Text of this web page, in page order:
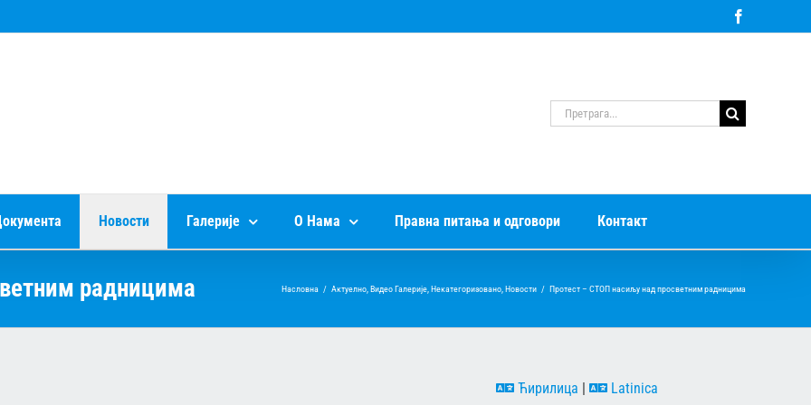
Претрага
за:
Новости Галерије О Нама Правна питања и одговори Контакт
радницима Насловна / Актуелно,Видео Галерије,Некатегоризовано,Новости / Протест – СТОП насиљу над просветним радницима
Ћирилица Latinica